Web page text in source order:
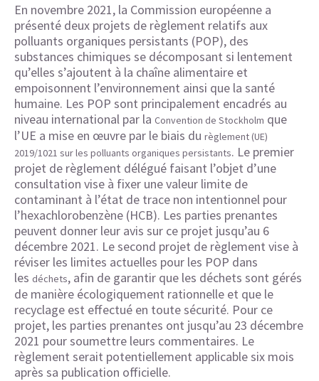
En novembre 2021, la Commission européenne a
présenté deux projets de règlement relatifs aux
polluants organiques persistants (POP), des
substances chimiques se décomposant si lentement
qu’elles s’ajoutent à la chaîne alimentaire et
empoisonnent l’environnement ainsi que la santé
humaine. Les POP sont principalement encadrés au
niveau international par la Convention de Stockholm que
l’UE a mise en œuvre par le biais du règlement (UE)
2019/1021 sur les polluants organiques persistants. Le premier
projet de règlement délégué faisant l’objet d’une
consultation vise à fixer une valeur limite de
contaminant à l’état de trace non intentionnel pour
l’hexachlorobenzène (HCB). Les parties prenantes
peuvent donner leur avis sur ce projet jusqu’au 6
décembre 2021. Le second projet de règlement vise à
réviser les limites actuelles pour les POP dans
les déchets, afin de garantir que les déchets sont gérés
de manière écologiquement rationnelle et que le
recyclage est effectué en toute sécurité. Pour ce
projet, les parties prenantes ont jusqu’au 23 décembre
2021 pour soumettre leurs commentaires. Le
règlement serait potentiellement applicable six mois
après sa publication officielle.